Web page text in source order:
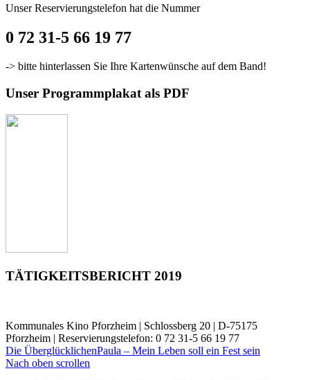
Unser Reservierungstelefon hat die Nummer
0 72 31-5 66 19 77
-> bitte hinterlassen Sie Ihre Kartenwünsche auf dem Band!
Unser Programmplakat als PDF
TÄTIGKEITSBERICHT 2019
Kommunales Kino Pforzheim | Schlossberg 20 | D-75175
Pforzheim | Reservierungstelefon: 0 72 31-5 66 19 77
Die ÜberglücklichenPaula – Mein Leben soll ein Fest sein
Nach oben scrollen